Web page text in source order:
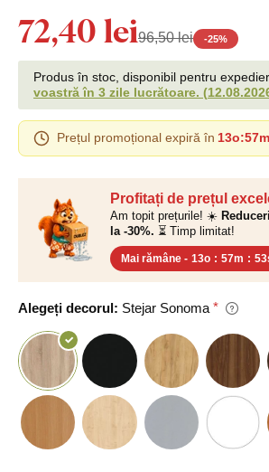
Profitați de prețul
Am topit prețurile! ☀️
la -30%. ⏳ Timp limitat!
Mai rămâne - 13o : 57m :
Alegeți decorul: Stejar Sonoma
72,40 lei96,50 lei -25%
Produs în stoc, disponibil pentru
voastră în 3 zile lucrătoare. (
Prețul promoțional expiră în 13o:57m